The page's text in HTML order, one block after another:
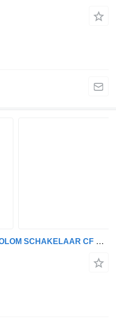
DAF 1954095 // 2011540 KOLOM SCHAKELAAR CF EURO 6 prekidač pod volanom za tegljača